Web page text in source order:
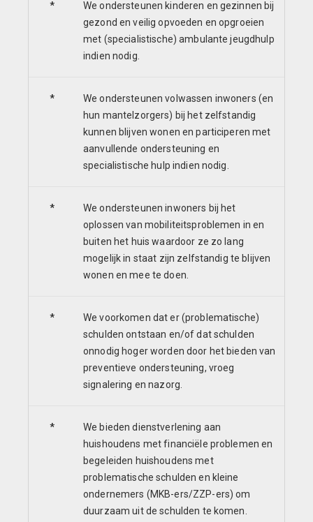
*
We ondersteunen kinderen en gezinnen bij
gezond en veilig opvoeden en opgroeien
met (specialistische) ambulante jeugdhulp
indien nodig.
*
We ondersteunen volwassen inwoners (en
hun mantelzorgers) bij het zelfstandig
kunnen blijven wonen en participeren met
aanvullende ondersteuning en
specialistische hulp indien nodig.
*
We ondersteunen inwoners bij het
oplossen van mobiliteitsproblemen in en
buiten het huis waardoor ze zo lang
mogelijk in staat zijn zelfstandig te blijven
wonen en mee te doen.
*
We voorkomen dat er (problematische)
schulden ontstaan en/of dat schulden
onnodig hoger worden door het bieden van
preventieve ondersteuning, vroeg
signalering en nazorg.
*
We bieden dienstverlening aan
huishoudens met financiële problemen en
begeleiden huishoudens met
problematische schulden en kleine
ondernemers (MKB-ers/ZZP-ers) om
duurzaam uit de schulden te komen.